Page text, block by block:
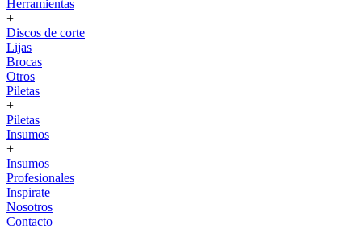
Herramientas
+
Discos de corte
Lijas
Brocas
Otros
Piletas
+
Piletas
Insumos
+
Insumos
Profesionales
Inspirate
Nosotros
Contacto